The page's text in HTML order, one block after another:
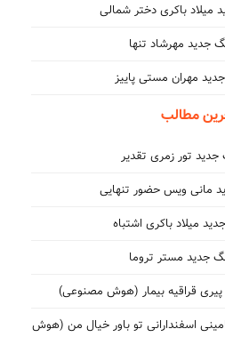
میلاد باکری دختر شمالی
جدید مهرشاد تنها
مهران مستی پاییز
مطالب
جدید تور زمری تقدیر
مانی ویس حضور تنهایی
میلاد باکری اشتباه
جدید مستر تروما
پیری قراقیه بیمار (هوش مصنوعی)
اسفندارانی تو باور خیال من (هوش